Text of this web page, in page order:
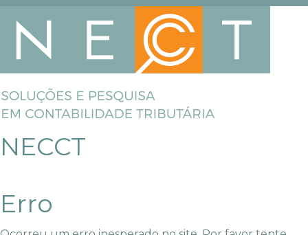
NECCT
Erro